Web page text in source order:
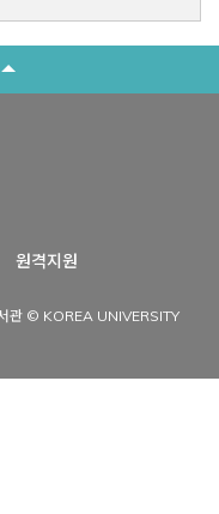
원격지원
관 © KOREA UNIVERSITY